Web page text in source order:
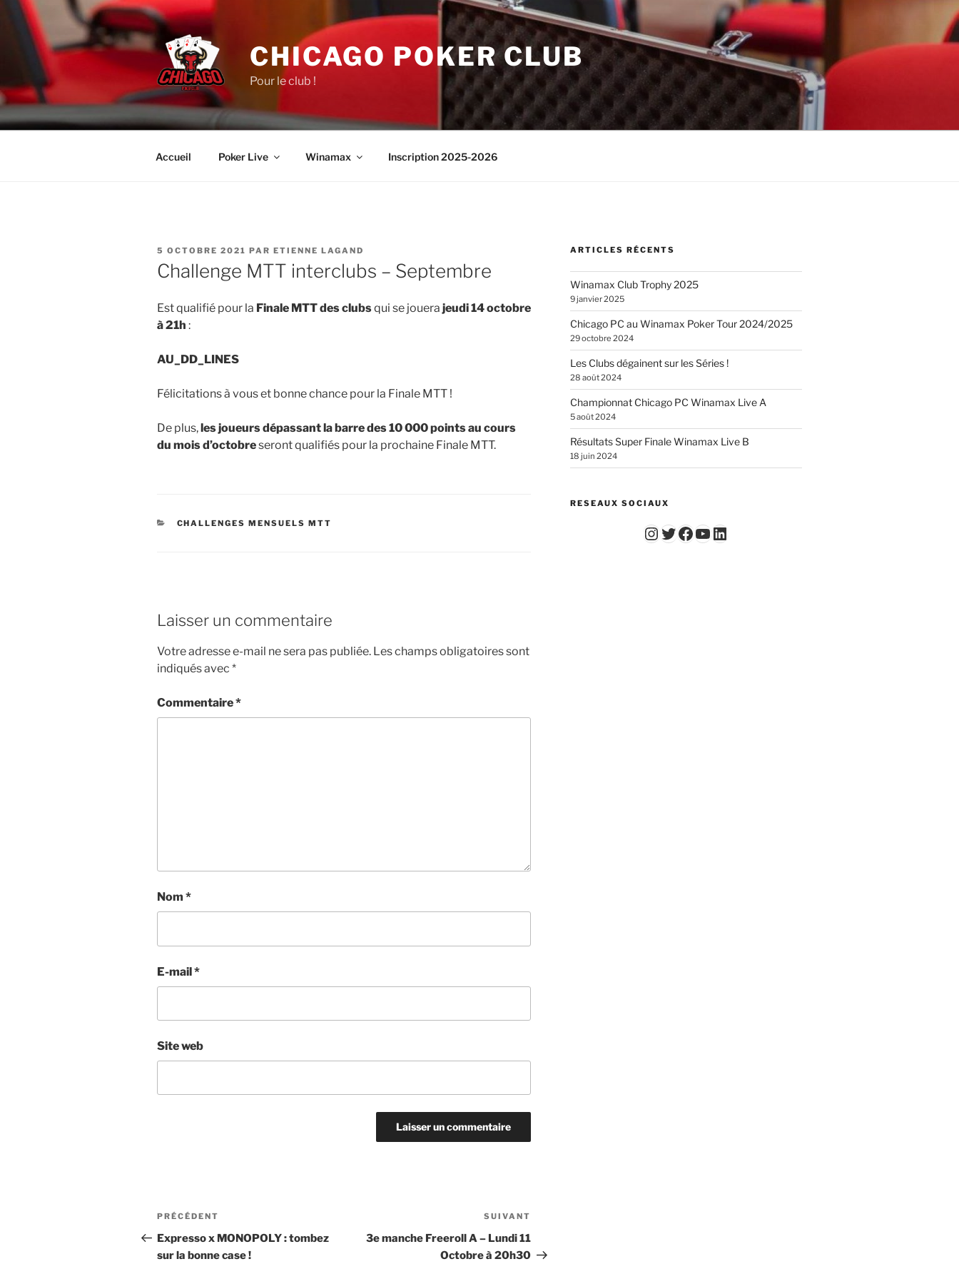
Aller
contenu
principal
CHICAGO POKER CLUB
Pour le club !
Accueil Poker Live Winamax Inscription 2025-2026
PUBLIÉ
LE
5 OCTOBRE 2021 PAR ETIENNE LAGAND
Challenge MTT interclubs – Septembre
Est qualifié pour la Finale MTT des clubsqui se jouera jeudi 14 octobre
à 21h :
AU_DD_LINES
Félicitations à vous et bonne chance pour la Finale MTT !
De plus, les joueurs dépassant la barre des 10 000 points au cours
du mois d’octobreseront qualifiés pour la prochaine Finale MTT.
CATÉGORIES
CHALLENGES MENSUELS MTT
Laisser un commentaire
Votre adresse e-mail ne sera pas publiée. Les champs obligatoires sont
indiqués avec *
Commentaire*
Nom *
E-mail*
Site web
Navigation
de
l’article
Article
précédent
PRÉCÉDENT
Expresso x MONOPOLY : tombez
sur la bonne case !
SUIVANT
3e manche Freeroll A – Lundi 11
Octobre à 20h30
ARTICLES RÉCENTS
Winamax Club Trophy 2025
9 janvier 2025
Chicago PC au Winamax Poker Tour 2024/2025
29 octobre 2024
Les Clubs dégainent sur les Séries !
28 août 2024
Championnat Chicago PC Winamax Live A
5 août 2024
Résultats Super Finale Winamax Live B
18 juin 2024
RESEAUX SOCIAUX
Instagram
Twitter
Facebook
YouTube - Vidéos du Chicago Poker ClubLinkedIn